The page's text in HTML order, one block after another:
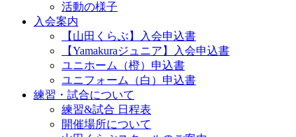
活動の様子
入会案内
【山田くらぶ】入会申込書
【Yamakuraジュニア】入会申込書
ユニホーム（橙）申込書
ユニフォーム（白）申込書
練習・試合について
練習&試合 日程表
開催場所について